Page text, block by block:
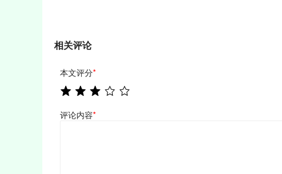
相关评论
本文评分*
评论内容*